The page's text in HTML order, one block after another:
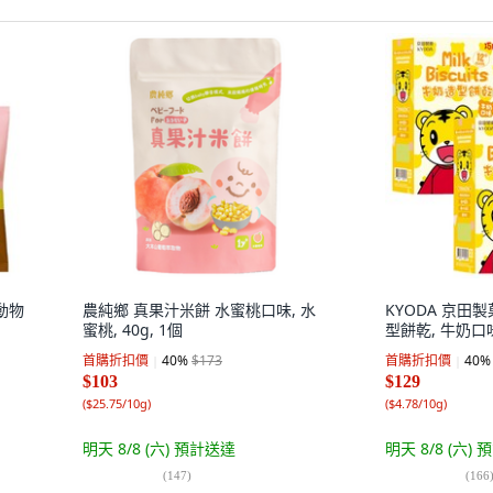
物
農純鄉 真果汁米餅 水蜜桃口味, 水
蜜桃, 40g, 1個
首購折扣價 40%$173
$103
($25.75/10g)
明天 8/8 (六) 預計送達
(147)
KYODA 京田
型餅乾, 牛奶
首購折扣價 40%
$129
($4.78/10g)
明天 8/8 (六)
(166)